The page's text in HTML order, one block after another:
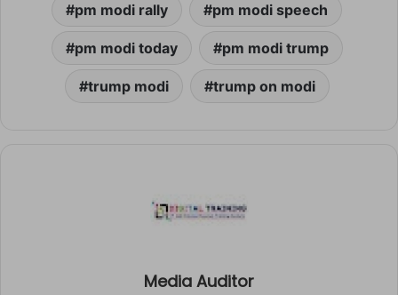
pm modi rally pm modi speech
pm modi today pm modi trump
trump modi trump on modi
Media Auditor